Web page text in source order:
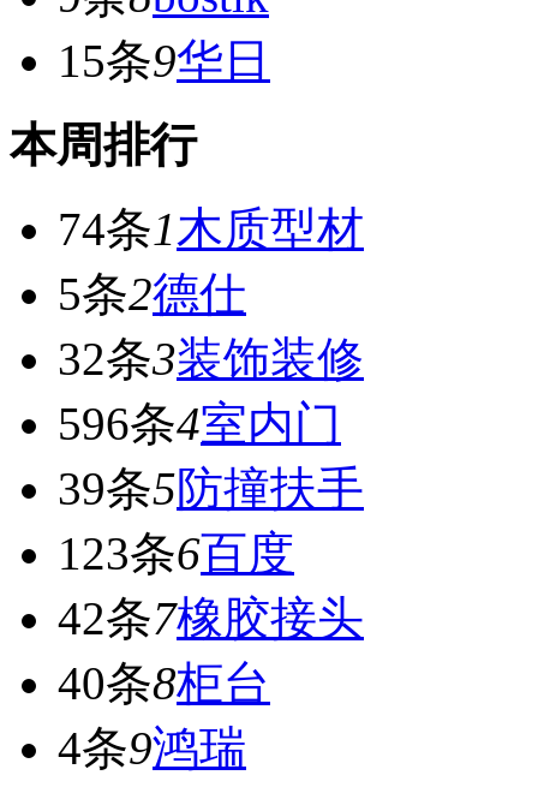
15条9华日
本周排行
74条1木质型材
5条2德仕
32条3装饰装修
596条4室内门
39条5防撞扶手
123条6百度
42条7橡胶接头
40条8柜台
4条9鸿瑞